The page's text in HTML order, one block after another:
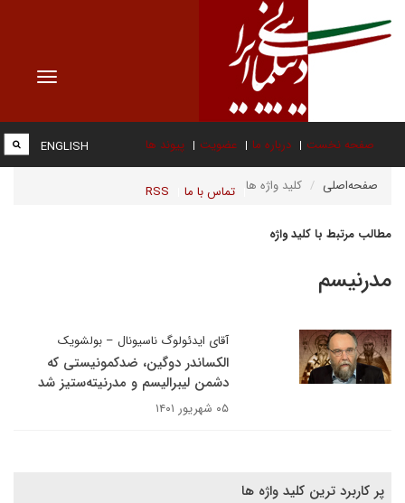
Toggle
صفحه نخست درباره ما عضویت پیوند ها
تماس با ما RSS
ENGLISH
صفحه‌اصلی کلید واژه ها
مطالب مرتبط با کلید واژه
مدرنیسم
آقای ایدئولوگ ناسیونال – بولشویک
الکساندر دوگین، ضدکمونیستی که
دشمن لیبرالیسم و مدرنیته‌ستیز شد
۰۵ شهریور ۱۴۰۱
پر کاربرد ترین کلید واژه ها